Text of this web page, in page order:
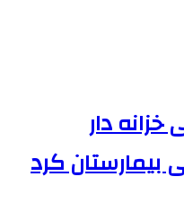
دار
بیمارستان کرد